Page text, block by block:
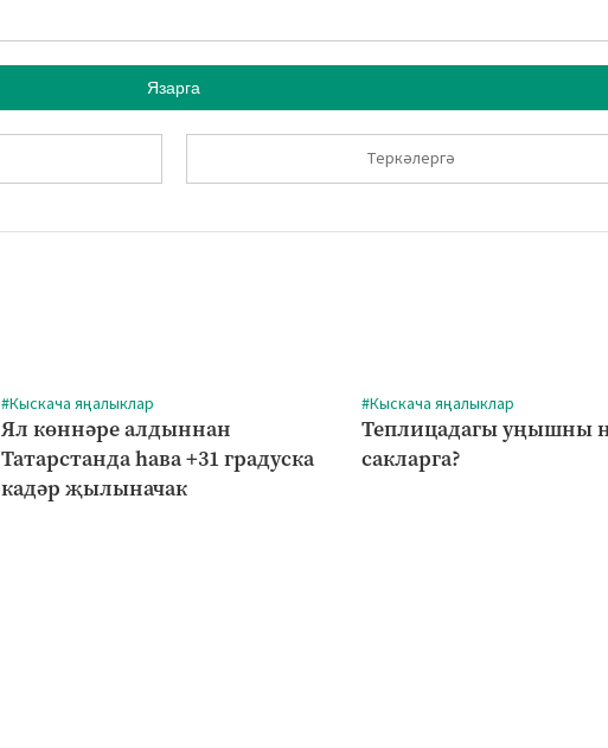
Язарга
Теркәлергә
#Кыскача яңалыклар
Ял көннәре алдыннан
Татарстанда һава +31 градуска
кадәр җылыначак
#Кыскача яңалыклар
Теплицадагы уңышны
сакларга?